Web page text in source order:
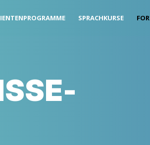
SPRACH­KURSE